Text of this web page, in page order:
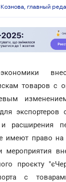
главный
товаров с
экспортеров
расширения
имеют право
мероприятия
проєкту
с